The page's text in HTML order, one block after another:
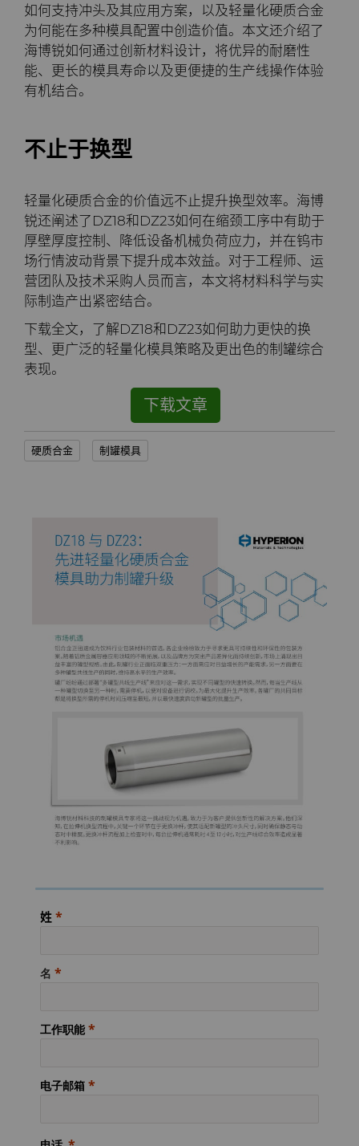
电子封装连接工具
发动机和变速箱
注塑模具
医疗
硬质合金采矿解决方案
精密测量工具
更多拉丝模坯料
硬质合金模芯烧结坯料和精磨坯
料
Versimax™
6UDPlus钢帘线拉拔牌号
如何支持冲头及其应用方案，以及轻量化硬质合金
为何能在多种模具配置中创造价值。本文还介绍了
海博锐如何通过创新材料设计，将优异的耐磨性
能、更长的模具寿命以及更便捷的生产线操作体验
有机结合。
不止于换型
轻量化硬质合金的价值远不止提升换型效率。海博
锐还阐述了DZ18和DZ23如何在缩颈工序中有助于
厚壁厚度控制、降低设备机械负荷应力，并在钨市
场行情波动背景下提升成本效益。对于工程师、运
营团队及技术采购人员而言，本文将材料科学与实
际制造产出紧密结合。
下载全文，了解DZ18和DZ23如何助力更快的换
型、更广泛的轻量化模具策略及更出色的制罐综合
表现。
下载文章
硬质合金 制罐模具
姓
名
工作职能
电子邮箱